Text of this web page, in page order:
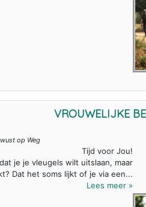
VROUWELIJKE
op Weg
Tijd voor Jou!
je je vleugels wilt uitslaan, maar
Dat het soms lijkt of je via een...
Lees meer »